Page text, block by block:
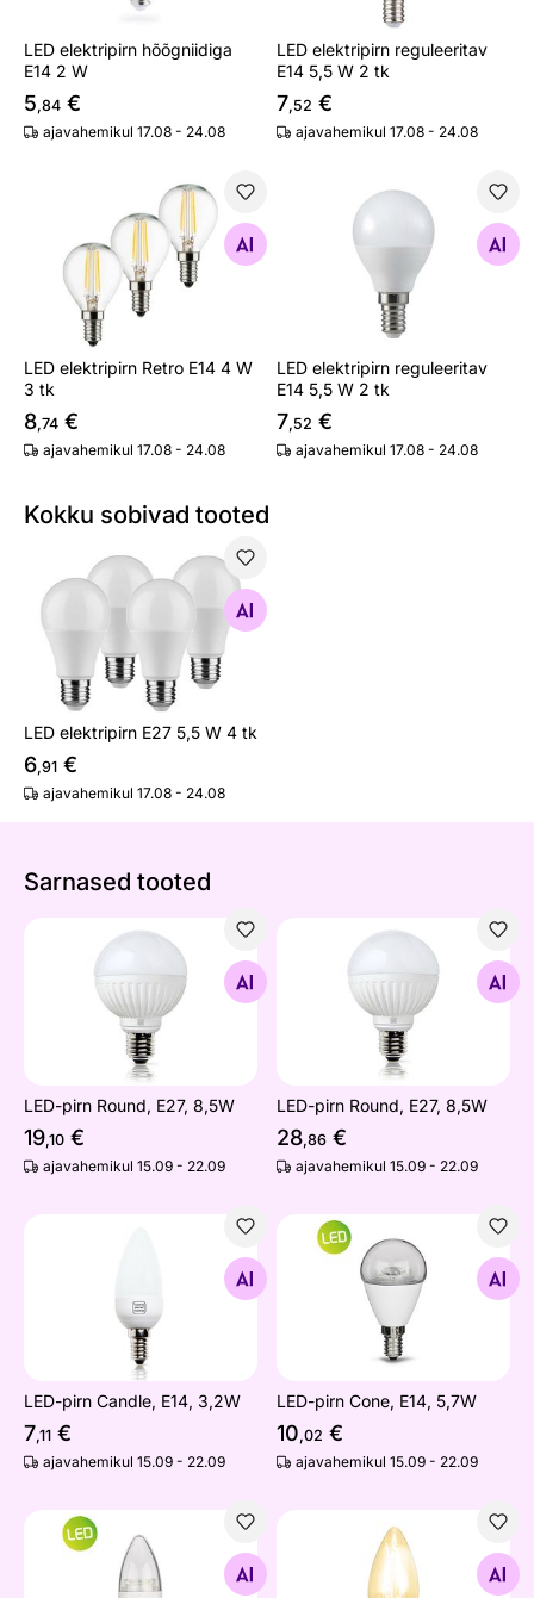
LED elektripirn hõõgniidiga
E14 2 W
5,84 €
ajavahemikul 17.08 - 24.08
LED elektripirn reguleeritav
E14 5,5 W 2 tk
7,52 €
ajavahemikul 17.08 - 24.08
LED elektripirn Retro E14 4 W 3 tk
Otsi sarnaseid
LED elektripirn Retro E14 4 W
3 tk
8,74 €
ajavahemikul 17.08 - 24.08
LED elektripirn reguleeritav
Otsi sarnaseid
LED elektripirn reguleeritav
E14 5,5 W 2 tk
7,52 €
ajavahemikul 17.08 - 24.08
Kokku sobivad tooted
LED elektripirn E27 5,5 W 4 tk
LED elektripirn E27 5,5 W 4 tk
6,91 €
ajavahemikul 17.08 - 24.08
Sarnased tooted
LED-pirn Round, E27, 8,5W
Otsi sarnaseid
LED-pirn Round, E27, 8,5W
19,10 €
ajavahemikul 15.09 - 22.09
LED-pirn Round, E27, 8,5W
Otsi sarnaseid
LED-pirn Round, E27, 8,5W
28,86 €
ajavahemikul 15.09 - 22.09
LED-pirn Candle, E14, 3,2W
7,11 €
ajavahemikul 15.09 - 22.09
LED-pirn Cone, E14, 5,7W
Otsi sarnaseid
LED-pirn Cone, E14, 5,7W
10,02 €
ajavahemikul 15.09 - 22.09
LED-pirn Candle, E14, 5,7W
Otsi sarnaseid
LED elektripirn E14, 1.5W
Otsi sarnaseid